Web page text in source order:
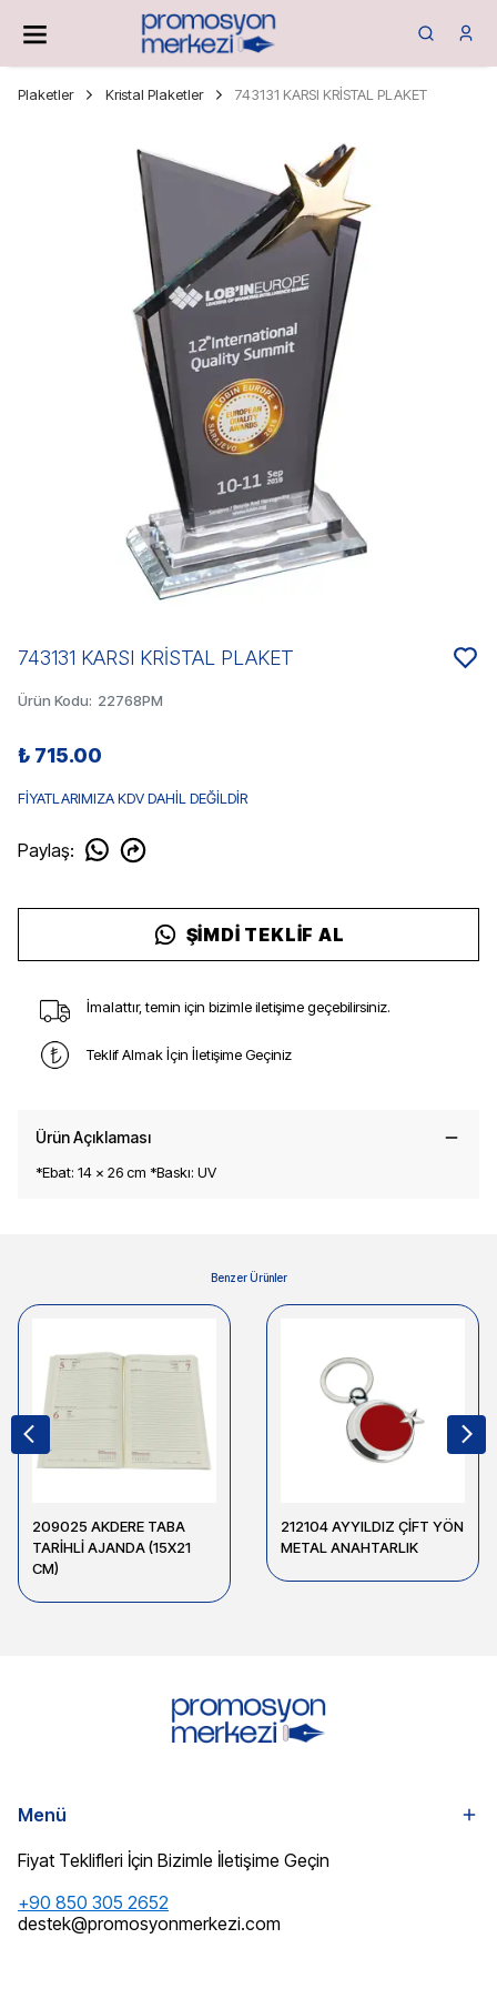
Plaketler Kristal Plaketler 743131 KARSI KRİSTAL PLAKET
743131 KARSI KRİSTAL PLAKET
Ürün Kodu: 22768PM
₺ 715.00
FİYATLARIMIZA KDV DAHİL DEĞİLDİR
Paylaş:
ŞIMDI TEKLIF AL
İmalattır, temin için bizimle iletişime geçebilirsiniz.
Teklif Almak İçin İletişime Geçiniz
Ürün Açıklaması
*Ebat: 14 x 26 cm *Baskı: UV
Benzer Ürünler
209025 AKDERE TABA
TARİHLİ AJANDA (15X21
CM)
212104 AYYILDIZ ÇİFT YÖN
METAL ANAHTARLIK
Menü
Fiyat Teklifleri İçin Bizimle İletişime Geçin
+90 850 305 2652
destek@promosyonmerkezi.com